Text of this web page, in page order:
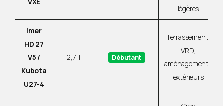
légères
Imer
HD 27
V5 /
Kubota
U27-4
2,7 T Débutant
Terrassement,
VRD,
aménagements
extérieurs